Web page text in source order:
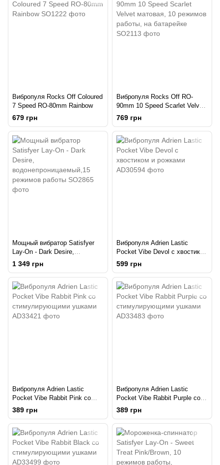
Вибропуля Rocks Off Coloured
7 Speed RO-80mm Rainbow
679 грн
Вибропуля Rocks Off RO-
90mm 10 Speed Scarlet Velvet
матовая, 10 режимов работы,
на батарейке
769 грн
Мощный вибратор Satisfyer
Lay-On - Dark Desire,
водонепроницаемый,15
режимов работы
1 349 грн
Вибропуля Adrien Lastic
Pocket Vibe Devol с хвостиком
и рожками
599 грн
Вибропуля Adrien Lastic
Pocket Vibe Rabbit Pink со
стимулирующими ушками
389 грн
Вибропуля Adrien Lastic
Pocket Vibe Rabbit Purple со
стимулирующими ушками
389 грн